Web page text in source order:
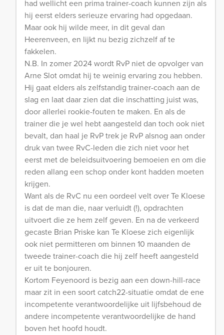
had wellicht een prima trainer-coach kunnen zijn als
hij eerst elders serieuze ervaring had opgedaan.
Maar ook hij wilde meer, in dit geval dan
Heerenveen, en lijkt nu bezig zichzelf af te
fakkelen.
N.B. In zomer 2024 wordt RvP niet de opvolger van
Arne Slot omdat hij te weinig ervaring zou hebben.
Hij gaat elders als zelfstandig trainer-coach aan de
slag en laat daar zien dat die inschatting juist was,
door allerlei rookie-fouten te maken. En als de
trainer die je wel hebt aangesteld dan toch ook niet
bevalt, dan haal je RvP trek je RvP alsnog aan onder
druk van twee RvC-leden die zich niet voor het
eerst met de beleidsuitvoering bemoeien en om die
reden allang een schop onder kont hadden moeten
krijgen.
Want als de RvC nu een oordeel velt over Te Kloese
is dat de man die, naar verluidt (!), opdrachten
uitvoert die ze hem zelf geven. En na de verkeerd
gecaste Brian Priske kan Te Kloese zich eigenlijk
ook niet permitteren om binnen 10 maanden de
tweede trainer-coach die hij zelf heeft aangesteld
er uit te bonjouren.
Kortom Feyenoord is bezig aan een down-hill-race
maar zit in een soort catch22-situatie omdat de ene
incompetente verantwoordelijke uit lijfsbehoud de
andere incompetente verantwoordelijke de hand
boven het hoofd houdt.